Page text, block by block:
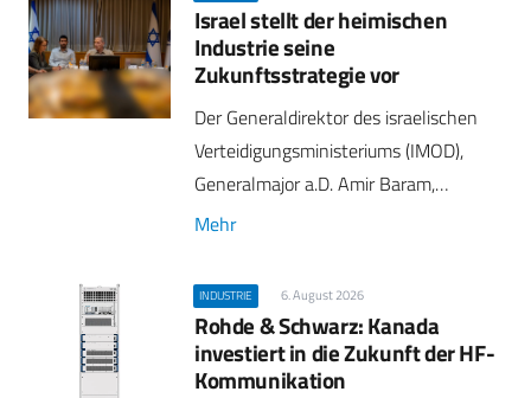
Israel stellt der heimischen
Industrie seine
Zukunftsstrategie vor
Der Generaldirektor des israelischen
Verteidigungsministeriums (IMOD),
Generalmajor a.D. Amir Baram,…
Mehr
INDUSTRIE 6. August 2026
Rohde & Schwarz: Kanada
investiert in die Zukunft der HF-
Kommunikation